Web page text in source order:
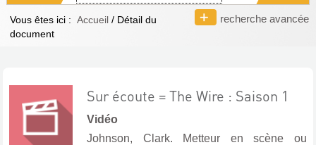
recherche avancée
Vous êtes ici : Accueil / Détail du
document
Sur écoute = The Wire : Saison 1
Vidéo
Johnson, Clark. Metteur en scène ou